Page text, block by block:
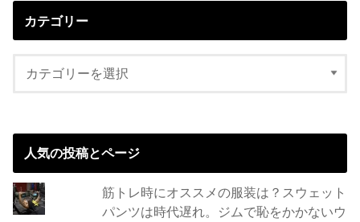
カテゴリー
人気の投稿とページ
筋トレ時にオススメの服装は？スウェット
パンツは時代遅れ。ジムで恥をかかないウ